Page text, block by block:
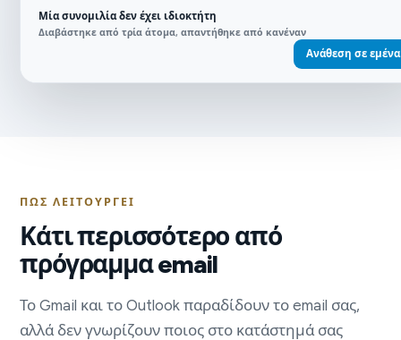
Μία συνομιλία δεν έχει ιδιοκτήτη
Διαβάστηκε από τρία άτομα, απαντήθηκε από κανέναν
Ανάθεση σε εμένα
ΠΏΣ ΛΕΙΤΟΥΡΓΕΊ
Κάτι περισσότερο από
πρόγραμμα email
Το Gmail και το Outlook παραδίδουν το email σας,
αλλά δεν γνωρίζουν ποιος στο κατάστημά σας